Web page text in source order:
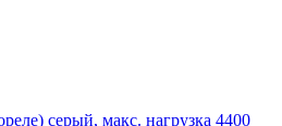
серый, макс. нагрузка 4400